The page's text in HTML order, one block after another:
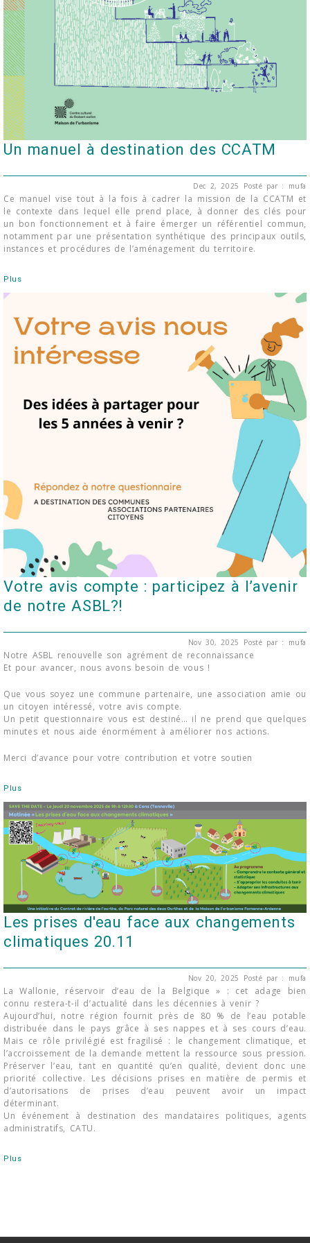
Un manuel à destination des CCATM
Dec 2, 2025 Posté par : mufa
Ce manuel vise tout à la fois à cadrer la mission de la CCATM et
le contexte dans lequel elle prend place, à donner des clés pour
un bon fonctionnement et à faire émerger un référentiel commun,
notamment par une présentation synthétique des principaux outils,
instances et procédures de l’aménagement du territoire.
Plus
Votre avis compte : participez à l’avenir
de notre ASBL?!
Nov 30, 2025 Posté par : mufa
Notre ASBL renouvelle son agrément de reconnaissance
Et pour avancer, nous avons besoin de vous !
Que vous soyez une commune partenaire, une association amie ou
un citoyen intéressé, votre avis compte.
Un petit questionnaire vous est destiné… il ne prend que quelques
minutes et nous aide énormément à améliorer nos actions.
Merci d’avance pour votre contribution et votre soutien
Plus
Les prises d'eau face aux changements
climatiques 20.11
Nov 20, 2025 Posté par : mufa
La Wallonie, réservoir d’eau de la Belgique » : cet adage bien
connu restera-t-il d’actualité dans les décennies à venir ?
Aujourd’hui, notre région fournit près de 80 % de l’eau potable
distribuée dans le pays grâce à ses nappes et à ses cours d’eau.
Mais ce rôle privilégié est fragilisé : le changement climatique, et
l’accroissement de la demande mettent la ressource sous pression.
Préserver l’eau, tant en quantité qu’en qualité, devient donc une
priorité collective. Les décisions prises en matière de permis et
d’autorisations de prises d’eau peuvent avoir un impact
déterminant.
Un événement à destination des mandataires politiques, agents
administratifs, CATU.
Plus